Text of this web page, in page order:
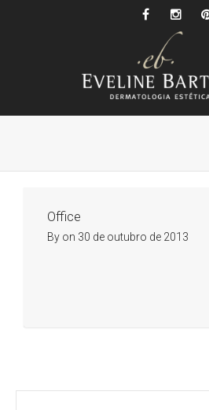
Office
By on 30 de outubro de 2013